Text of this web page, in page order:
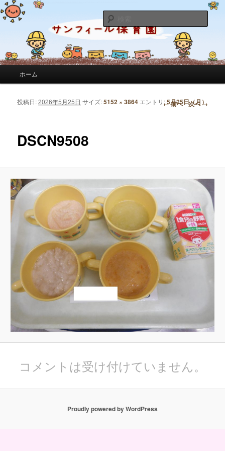
サンフィール保育園のブログ
サンフィール保育園のせんせいのブログです。園の日常を綴っています。
索
メインコンテンツへ移動
サブコンテンツへ移動
ホーム
画像ナビゲーション ← 前へ 次へ →
DSCN9508
投稿日:2026年5月25日 サイズ:5152 × 3864 エントリ:5月25日（月）
コメントは受け付けていません。
Proudly powered by WordPress